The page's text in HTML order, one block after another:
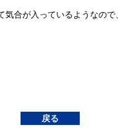
気合が入っているようなので
戻る